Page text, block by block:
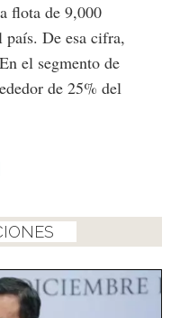
flota de 9,000
país. De esa cifra,
el segmento de
de 25% del